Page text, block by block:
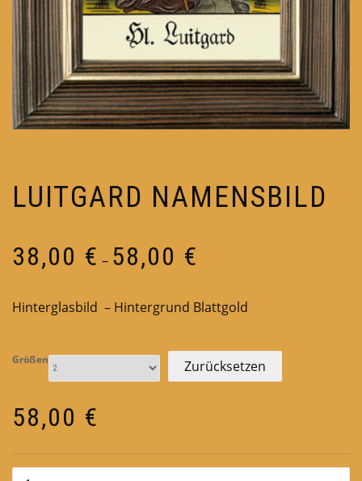
LUITGARD NAMENSBILD
38,00 € – 58,00 €
58,00 €
Hinterglasbild – Hintergrund Blattgold
Größen Zurücksetzen
58,00 €